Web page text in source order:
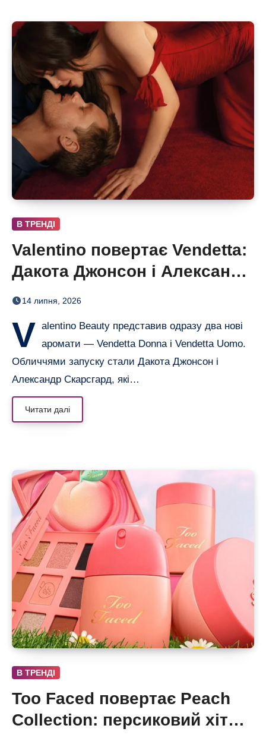
В ТРЕНДІ
Valentino повертає Vendetta:
Дакота Джонсон і Александр
Скарсгард
14 липня, 2026
V alentino Beauty представив одразу два нові
аромати — Vendetta Donna і Vendetta Uomo.
Обличчями запуску стали Дакота Джонсон і
Александр Скарсгард, які…
Читати далі
В ТРЕНДІ
Too Faced повертає Peach
Collection: персиковий хіт